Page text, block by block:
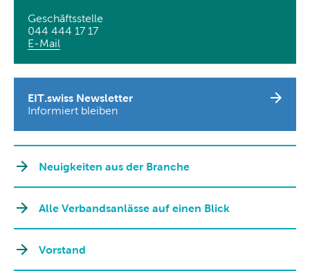
Geschäftsstelle
044 444 17 17
E-Mail
EIT.swiss Newsletter
Informiert bleiben
Neuigkeiten aus der Branche
Alle Verbandsanlässe auf einen Blick
Vorstand